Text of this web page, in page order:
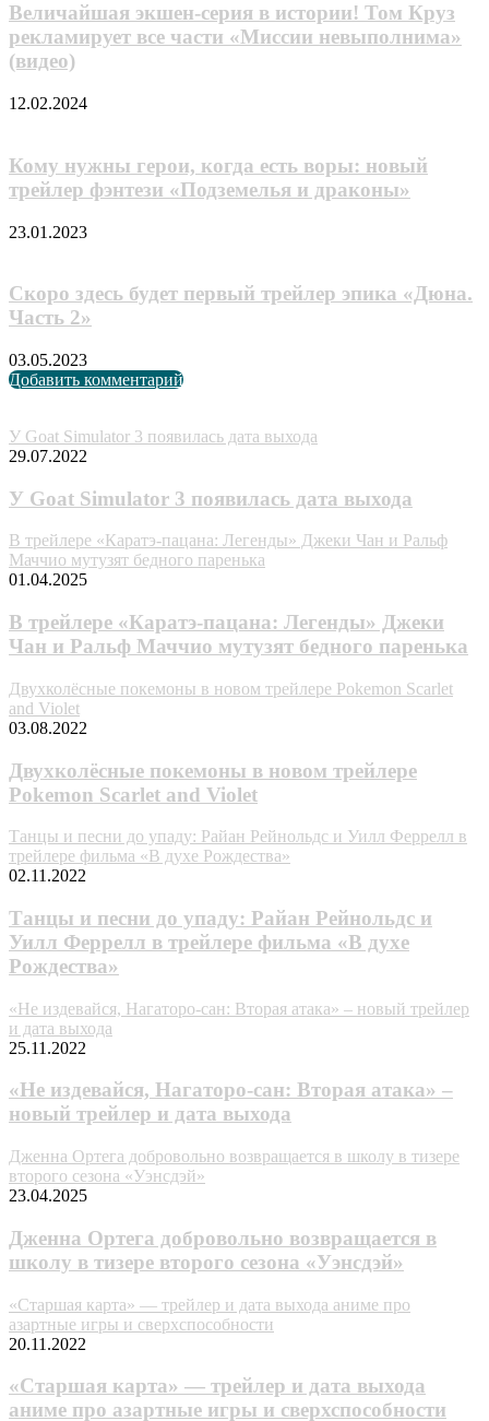
Величайшая экшен-серия в истории! Том Круз
рекламирует все части «Миссии невыполнима»
(видео)
12.02.2024
Кому нужны герои, когда есть воры: новый
трейлер фэнтези «Подземелья и драконы»
23.01.2023
Скоро здесь будет первый трейлер эпика «Дюна.
Часть 2»
03.05.2023
Добавить комментарий
У Goat Simulator 3 появилась дата выхода
29.07.2022
У Goat Simulator 3 появилась дата выхода
В трейлере «Каратэ-пацана: Легенды» Джеки Чан и Ральф
Маччио мутузят бедного паренька
01.04.2025
В трейлере «Каратэ-пацана: Легенды» Джеки
Чан и Ральф Маччио мутузят бедного паренька
Двухколёсные покемоны в новом трейлере Pokemon Scarlet
and Violet
03.08.2022
Двухколёсные покемоны в новом трейлере
Pokemon Scarlet and Violet
Танцы и песни до упаду: Райан Рейнольдс и Уилл Феррелл в
трейлере фильма «В духе Рождества»
02.11.2022
Танцы и песни до упаду: Райан Рейнольдс и
Уилл Феррелл в трейлере фильма «В духе
Рождества»
«Не издевайся, Нагаторо-сан: Вторая атака» – новый трейлер
и дата выхода
25.11.2022
«Не издевайся, Нагаторо-сан: Вторая атака» –
новый трейлер и дата выхода
Дженна Ортега добровольно возвращается в школу в тизере
второго сезона «Уэнсдэй»
23.04.2025
Дженна Ортега добровольно возвращается в
школу в тизере второго сезона «Уэнсдэй»
«Старшая карта» — трейлер и дата выхода аниме про
азартные игры и сверхспособности
20.11.2022
«Старшая карта» — трейлер и дата выхода
аниме про азартные игры и сверхспособности